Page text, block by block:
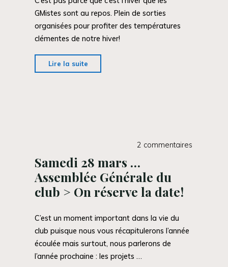
rien
au
GMA500!"
GMistes sont au repos. Plein de sorties
organisées pour profiter des températures
clémentes de notre hiver!
Lire la suite
grimpe,
2 commentaires
Samedi 28 mars …
Assemblée Générale du
club > On réserve la date!
C’est un moment important dans la vie du
club puisque nous vous récapitulerons l’année
écoulée mais surtout, nous parlerons de
l’année prochaine : les projets …